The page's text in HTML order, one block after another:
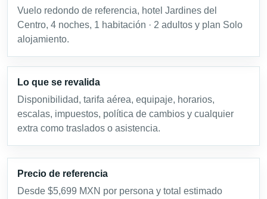
Vuelo redondo de referencia, hotel Jardines del
Centro, 4 noches, 1 habitación · 2 adultos y plan Solo
alojamiento.
Lo que se revalida
Disponibilidad, tarifa aérea, equipaje, horarios,
escalas, impuestos, política de cambios y cualquier
extra como traslados o asistencia.
Precio de referencia
Desde $5,699 MXN por persona y total estimado